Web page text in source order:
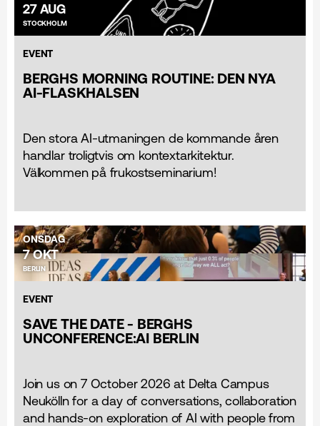
27 AUG
STOCKHOLM
EVENT
BERGHS MORNING ROUTINE: DEN NYA
AI-FLASKHALSEN
Den stora AI-utmaningen de kommande åren
handlar troligtvis om kontextarkitektur.
Välkommen på frukostseminarium!
ONSDAG
7 OKT
BERLIN
EVENT
SAVE THE DATE - BERGHS
UNCONFERENCE:AI BERLIN
Join us on 7 October 2026 at Delta Campus
Neukölln for a day of conversations, collaboration
and hands-on exploration of AI with people from